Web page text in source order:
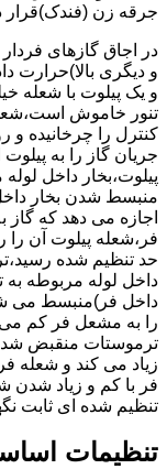
جرقه زن (فندک)قرار
در اجاق گازهای
و دیگری
و یک پیلوت با شعله
تنور خاموش
کنترل را چرخانیده و
جریان گاز را به
پیلوت،بخار داخل
منبسط شدن بخار
اجازه می دهد که
فر،شعله پیلوت آن
حد تنظیم شده
داخل لوله مربوطه به
داخل فر)منبسط می
را به مشعل فر کم می
ترموستات منقبض شده
زیاد می کند و شعله
فر با کم و زیاد
تنظیم شده ای ثابت
تنظیمات